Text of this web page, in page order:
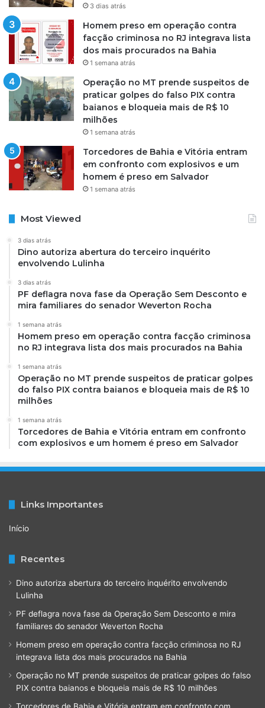
3 dias atrás
Homem preso em operação contra
facção criminosa no RJ integrava lista
dos mais procurados na Bahia
1 semana atrás
Operação no MT prende suspeitos de
praticar golpes do falso PIX contra
baianos e bloqueia mais de R$ 10
milhões
1 semana atrás
Torcedores de Bahia e Vitória entram
em confronto com explosivos e um
homem é preso em Salvador
1 semana atrás
Most Viewed
3 dias atrás
Dino autoriza abertura do terceiro inquérito
envolvendo Lulinha
3 dias atrás
PF deflagra nova fase da Operação Sem Desconto e
mira familiares do senador Weverton Rocha
1 semana atrás
Homem preso em operação contra facção criminosa
no RJ integrava lista dos mais procurados na Bahia
1 semana atrás
Operação no MT prende suspeitos de praticar golpes
do falso PIX contra baianos e bloqueia mais de R$ 10
milhões
1 semana atrás
Torcedores de Bahia e Vitória entram em confronto
com explosivos e um homem é preso em Salvador
Links Importantes
Início
Recentes
Dino autoriza abertura do terceiro inquérito envolvendo
Lulinha
PF deflagra nova fase da Operação Sem Desconto e mira
familiares do senador Weverton Rocha
Homem preso em operação contra facção criminosa no RJ
integrava lista dos mais procurados na Bahia
Operação no MT prende suspeitos de praticar golpes do falso
PIX contra baianos e bloqueia mais de R$ 10 milhões